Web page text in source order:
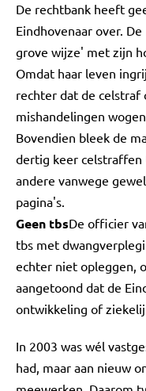
De rechtbank heeft
Eindhovenaar over.
grove wijze' met zijn
Omdat haar leven
rechter dat de celstraf
mishandelingen
Bovendien bleek de
dertig keer celstraffen
andere vanwege
pagina's.
Geen tbsDe officier
tbs met
echter niet opleggen,
aangetoond dat de
ontwikkeling of
In 2003 was wél
had, maar aan nieuw